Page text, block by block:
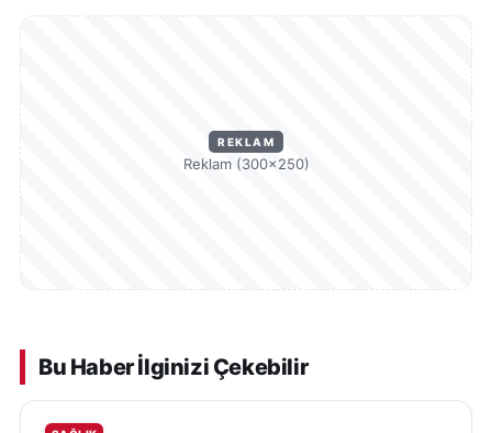
sürdüğünü ancak şehir merkezlerinin göç almaya
devam ettiğini gösteriyor. Kırsaldaki düşüşün devam
stratejilerin gerekliliğini gündeme getiriyor.
Demografik göstergeler, yalnızca nüfus sayısını
yapıyı ve ekonomik dönüşümü de ortaya koyuyor.
2025 ADNKS sonuçları, Sivas’ın önümüzdeki yıllarda
REKLAM
Reklam (300×250)
Bu Haber İlginizi Çekebilir